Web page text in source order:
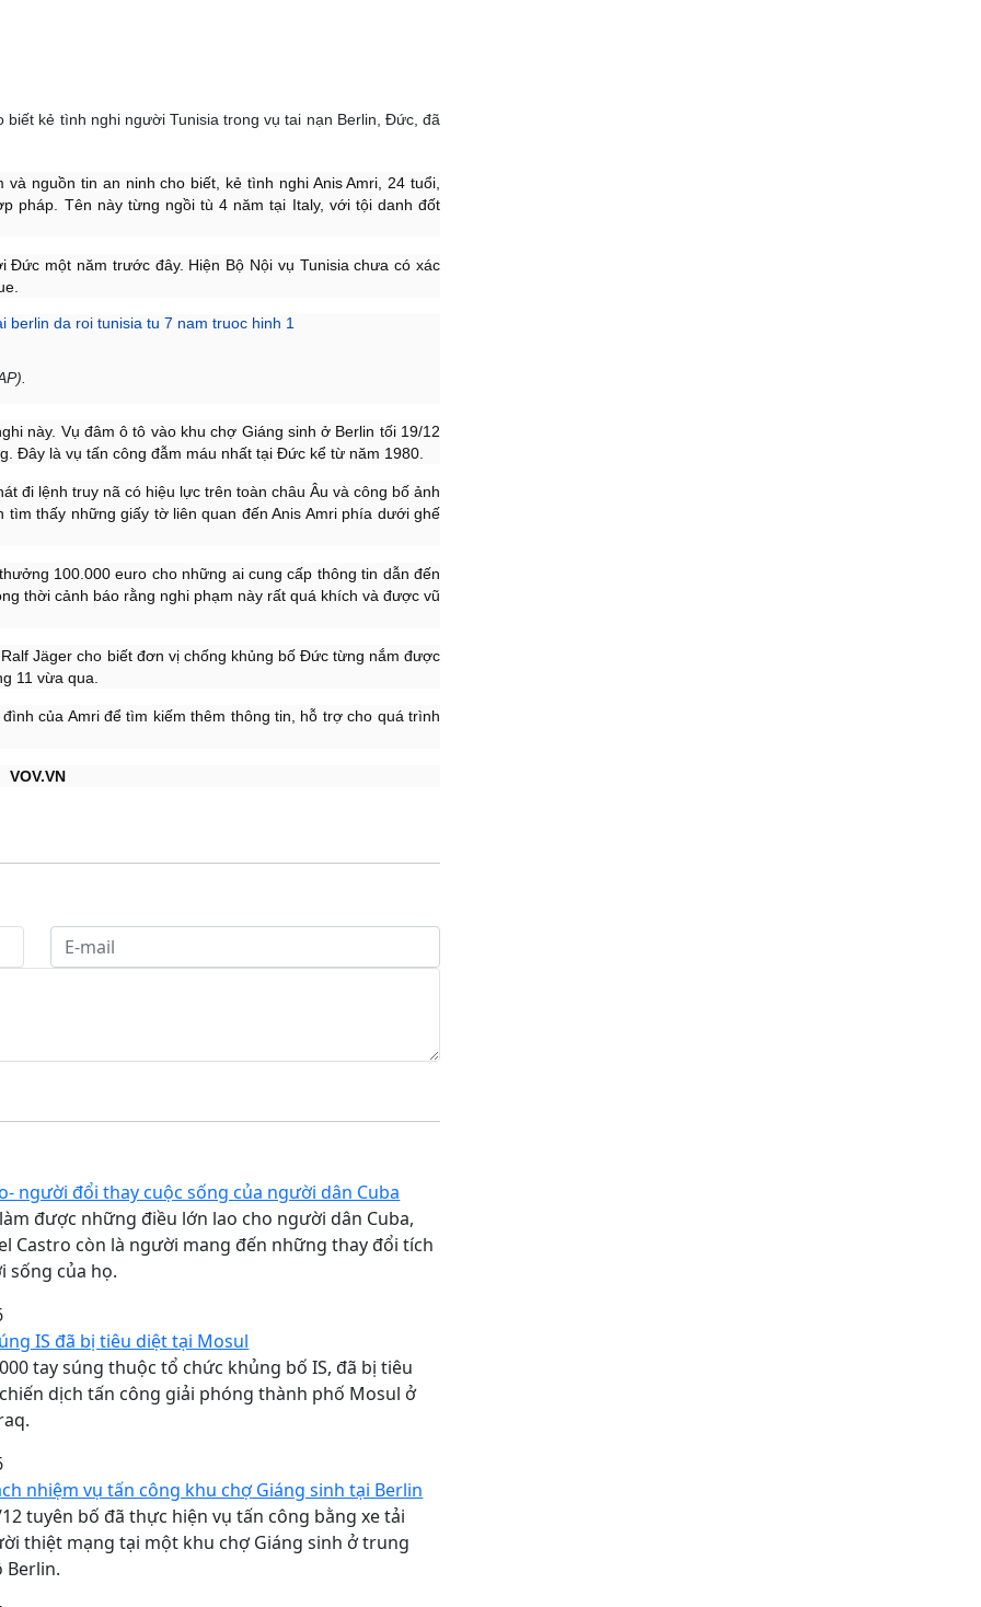
kẻ tình nghi người Tunisia trong vụ tai nạn Berlin, Đức, đã
nguồn tin an ninh cho biết, kẻ tình nghi Anis Amri, 24 tuổi,
pháp. Tên này từng ngồi tù 4 năm tại Italy, với tội danh đốt
Đức một năm trước đây. Hiện Bộ Nội vụ Tunisia chưa có xác
này. Vụ đâm ô tô vào khu chợ Giáng sinh ở Berlin tối 19/12
Đây là vụ tấn công đẫm máu nhất tại Đức kể từ năm 1980.
đi lệnh truy nã có hiệu lực trên toàn châu Âu và công bố ảnh
tìm thấy những giấy tờ liên quan đến Anis Amri phía dưới ghế
100.000 euro cho những ai cung cấp thông tin dẫn đến
thời cảnh báo rằng nghi phạm này rất quá khích và được vũ
Jäger cho biết đơn vị chống khủng bố Đức từng nắm được
11 vừa qua.
của Amri để tìm kiếm thêm thông tin, hỗ trợ cho quá trình
VOV.VN
người đổi thay cuộc sống của người dân Cuba
được những điều lớn lao cho người dân Cuba,
Castro còn là người mang đến những thay đổi tích
sống của họ.
IS đã bị tiêu diệt tại Mosul
tay súng thuộc tổ chức khủng bố IS, đã bị tiêu
dịch tấn công giải phóng thành phố Mosul ở
nhiệm vụ tấn công khu chợ Giáng sinh tại Berlin
tuyên bố đã thực hiện vụ tấn công bằng xe tải
thiệt mạng tại một khu chợ Giáng sinh ở trung
Berlin.